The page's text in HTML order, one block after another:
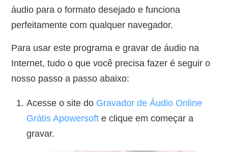
áudio para o formato desejado e funciona
perfeitamente com qualquer navegador.
Para usar este programa e gravar de áudio na
Internet, tudo o que você precisa fazer é seguir o
nosso passo a passo abaixo:
Acesse o site do Gravador de Áudio Online
Grátis Apowersoft e clique em começar a
gravar.